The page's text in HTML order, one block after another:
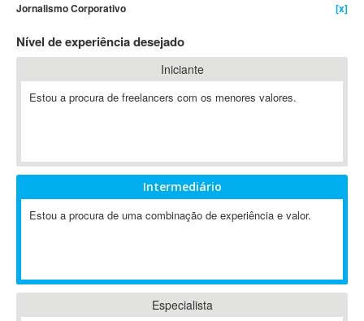
A-GPS
A2Billing
AAUS Scientific Diver
ABAP
ABIS
Ableton
Ableton Live
Abstract Window Toolkit (AWT)
Jornalismo Corporativo
[x]
Nível de experiência desejado
Iniciante
Estou a procura de freelancers com os menores valores.
Intermediário
Estou a procura de uma combinação de experiência e valor.
Especialista